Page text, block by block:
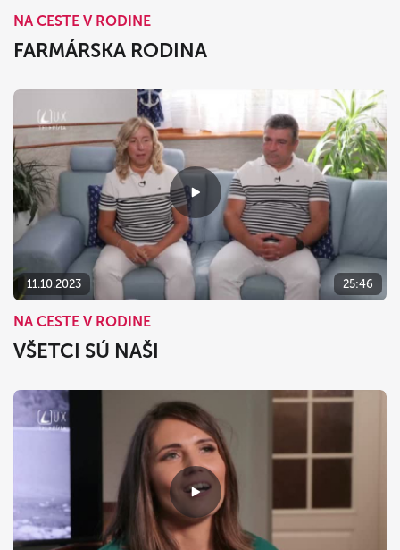
NA CESTE V RODINE
FARMÁRSKA RODINA
11.10.2023 25:46
NA CESTE V RODINE
VŠETCI SÚ NAŠI